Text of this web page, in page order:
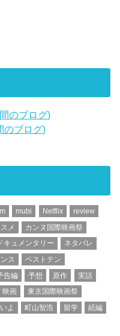
のブログ)
のブログ)
mubi Netflix
review
メ
カンヌ国際映画祭
キュメンタリー
ネタバレ
ス
ベストテン
告編 予想 原作
実話
映画
東京国際映画祭
よ 町山智浩 留学
続編